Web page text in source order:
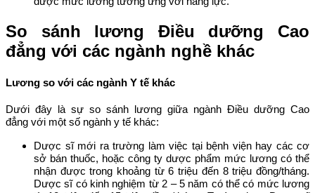
So sánh lương Điều dưỡng Cao
đẳng với các ngành nghề khác
Lương so với các ngành Y tế khác
Dưới đây là sự so sánh lương giữa ngành Điều dưỡng Cao
đẳng với một số ngành y tế khác:
Dược sĩ mới ra trường làm việc tại bệnh viện hay các cơ
sở bán thuốc, hoặc công ty dược phẩm mức lương có thể
nhận được trong khoảng từ 6 triệu đến 8 triệu đồng/tháng.
Dược sĩ có kinh nghiệm từ 2 – 5 năm có thể có mức lương